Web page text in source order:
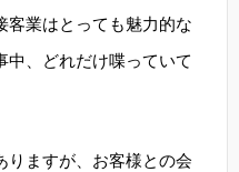
客業はとっても魅力的な
中、どれだけ喋っていて
りますが、お客様との会